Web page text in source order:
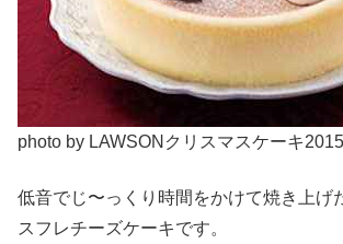
photo by LAWSONクリスマスケーキ2015
低音でじ〜っくり時間をかけて焼き上げ
スフレチーズケーキです。